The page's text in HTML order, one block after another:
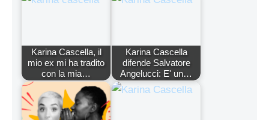
Karina Cascella, il
mio ex mi ha tradito
con la mia…
Karina Cascella
difende Salvatore
Angelucci: E' un…